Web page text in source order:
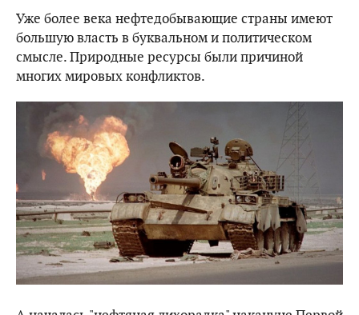
Уже более века нефтедобывающие страны имеют
большую власть в буквальном и политическом
смысле. Природные ресурсы были причиной
многих мировых конфликтов.